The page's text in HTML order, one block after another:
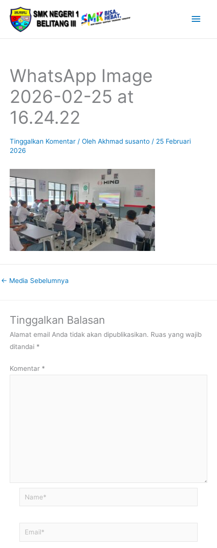
Lewati
konten
WhatsApp Image
2026-02-25 at
16.24.22
Tinggalkan Komentar / Oleh Akhmad susanto / 25 Februari
2026
← Media Sebelumnya
Tinggalkan Balasan
Alamat email Anda tidak akan dipublikasikan. Ruas yang wajib
ditandai *
Komentar *
Name*
Email*